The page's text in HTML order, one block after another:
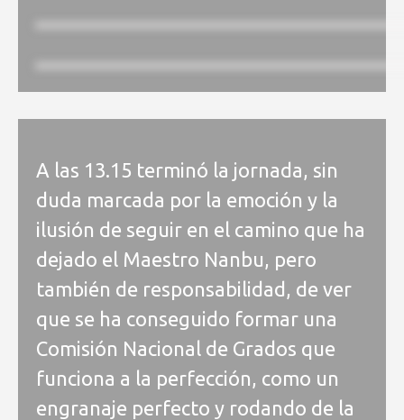
A las 13.15 terminó la jornada, sin
duda marcada por la emoción y la
ilusión de seguir en el camino que ha
dejado el Maestro Nanbu, pero
también de responsabilidad, de ver
que se ha conseguido formar una
Comisión Nacional de Grados que
funciona a la perfección, como un
engranaje perfecto y rodando de la